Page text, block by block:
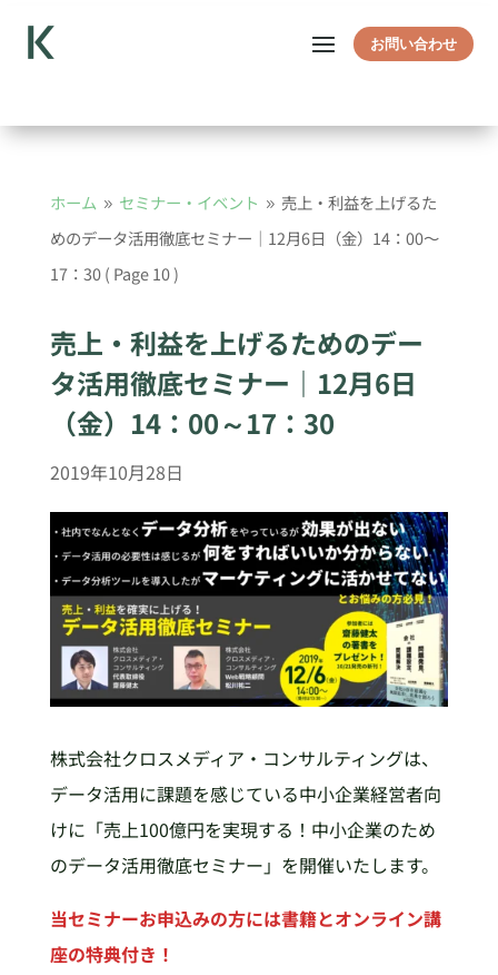
お問い合わせ
ホーム 9 セミナー・イベント 9 売上・利益を上げるた
めのデータ活用徹底セミナー｜12月6日（金）14：00～
17：30( Page 10 )
売上・利益を上げるためのデー
タ活用徹底セミナー｜12月6日
（金）14：00～17：30
2019年10月28日
株式会社クロスメディア・コンサルティングは、
データ活用に課題を感じている中小企業経営者向
けに「売上100億円を実現する！中小企業のため
のデータ活用徹底セミナー」を開催いたします。
当セミナーお申込みの方には書籍とオンライン講
座の特典付き！